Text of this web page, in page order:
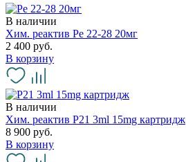
В наличии
Хим. реактив Pe 22-28 20мг
2 400 руб.
В корзину
В наличии
Хим. реактив P21 3ml 15mg картридж
8 900 руб.
В корзину